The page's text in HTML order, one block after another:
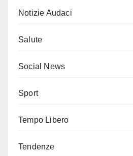
Notizie Audaci
Salute
Social News
Sport
Tempo Libero
Tendenze